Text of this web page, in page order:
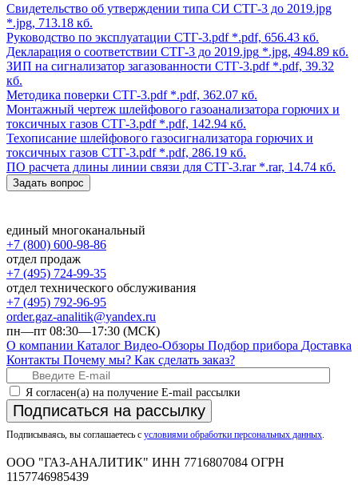
Свидетельство об утверждении типа СИ СТГ-3 до 2019.jpg
*.jpg, 713.18 кб.
Руководство по эксплуатации СТГ-3.pdf*.pdf, 656.43 кб.
Декларация о соответствии СТГ-3 до 2019.jpg *.jpg, 494.89 кб.
ЗИП на сигнализатор загазованности СТГ-3.pdf*.pdf, 39.32
кб.
Методика поверки СТГ-3.pdf*.pdf, 362.07 кб.
Монтажный чертеж шлейфового газоанализатора горючих и
токсичных газов СТГ-3.pdf*.pdf, 142.94 кб.
Техописание шлейфового газосигнализатора горючих и
токсичных газов СТГ-3.pdf*.pdf, 286.19 кб.
ПО расчета длины линии связи для СТГ-3.rar*.rar, 14.74 кб.
Задать вопрос
единый многоканальный
+7 (800) 600-98-86
отдел продаж
+7 (495) 724-99-35
отдел технического обслуживания
+7 (495) 792-96-95
order.gaz-analitik@yandex.ru
пн—пт 08:30—17:30 (МСК)
О компании Каталог Видео-Обзоры Подбор прибора Доставка
Контакты Почему мы? Как сделать заказ?
Я согласен(а) на получение E-mail рассылки
Подписаться на рассылку
Подписываясь, вы соглашаетесь с условиями обработки персональных данных.
ООО "ГАЗ-АНАЛИТИК" ИНН 7716807084 ОГРН
1157746985439